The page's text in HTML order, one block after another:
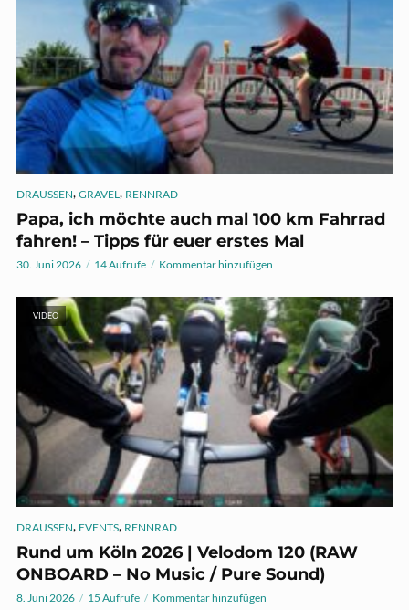
DRAUSSEN, GRAVEL , RENNRAD
Papa, ich möchte auch mal 100 km Fahrrad
fahren! – Tipps für euer erstes Mal
30. Juni 2026 14 Aufrufe Kommentar hinzufügen
VIDEO
DRAUSSEN, EVENTS, RENNRAD
Rund um Köln 2026 | Velodom 120 (RAW
ONBOARD – No Music / Pure Sound)
8. Juni 2026 15 Aufrufe Kommentar hinzufügen